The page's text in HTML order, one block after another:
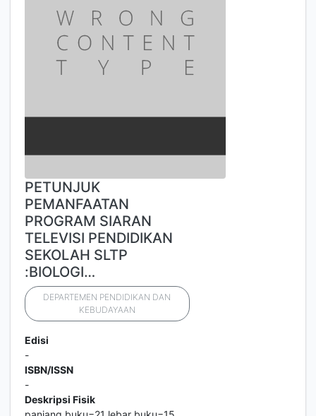
PETUNJUK
PEMANFAATAN
PROGRAM SIARAN
TELEVISI PENDIDIKAN
SEKOLAH SLTP
:BIOLOGI…
DEPARTEMEN PENDIDIKAN DAN
KEBUDAYAAN
Edisi
-
ISBN/ISSN
-
Deskripsi Fisik